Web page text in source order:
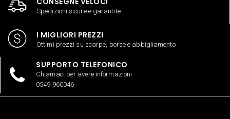
Spedizioni sicure e garantite
I MIGLIORI PREZZI
Ottimi prezzi su scarpe, borse e abbigliamento
SUPPORTO TELEFONICO
Chiamaci per avere informazioni
0549 960046